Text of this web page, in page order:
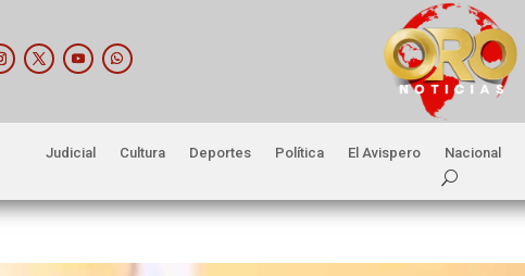
Judicial Cultura Deportes Política El Avispero Nacional